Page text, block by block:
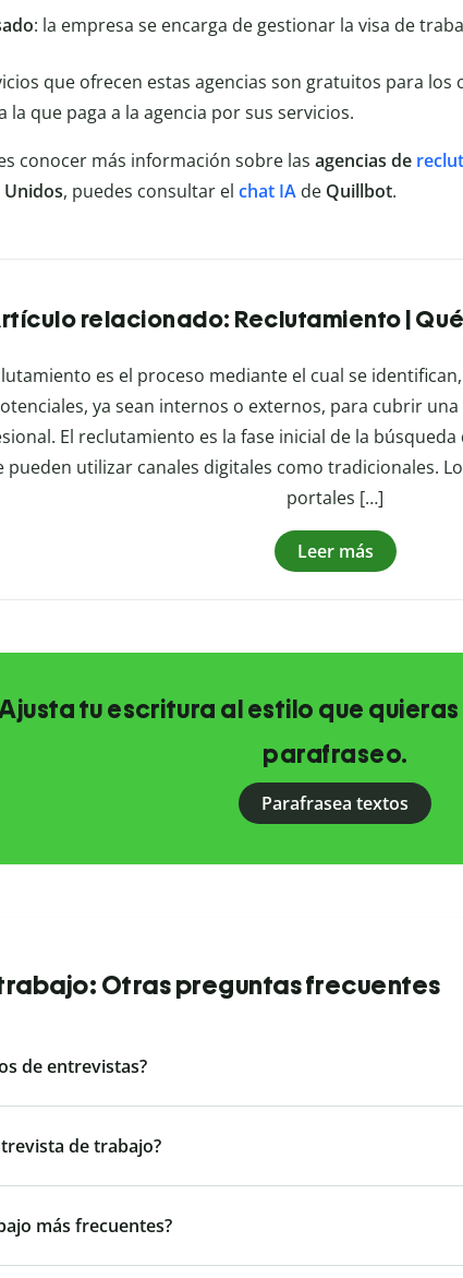
: la empresa se encarga de gestionar la visa de
que ofrecen estas agencias son gratuitos para
la que paga a la agencia por sus servicios.
conocer más información sobre las agencias de
Unidos, puedes consultar el chat IAde Quillbot.
relacionado: Reclutamiento |
es el proceso mediante el cual se
ya sean internos o externos, para cubrir
El reclutamiento es la fase inicial de la
pueden utilizar canales digitales como tradicionales.
portales […]
Leer más
tu escritura al estilo que
parafraseo.
Parafrasea textos
Otras preguntas frecuentes
de entrevistas?
de trabajo?
más frecuentes?